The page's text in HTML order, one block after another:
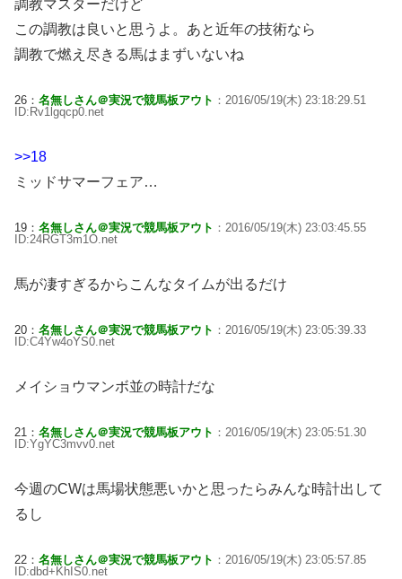
調教マスターだけど
この調教は良いと思うよ。あと近年の技術なら
調教で燃え尽きる馬はまずいないね
26： 名無しさん＠実況で競馬板アウト ：2016/05/19(木) 23:18:29.51
ID:Rv1lgqcp0.net
>>18
ミッドサマーフェア…
19： 名無しさん＠実況で競馬板アウト ：2016/05/19(木) 23:03:45.55
ID:24RGT3m1O.net
馬が凄すぎるからこんなタイムが出るだけ
20： 名無しさん＠実況で競馬板アウト ：2016/05/19(木) 23:05:39.33
ID:C4Yw4oYS0.net
メイショウマンボ並の時計だな
21： 名無しさん＠実況で競馬板アウト ：2016/05/19(木) 23:05:51.30
ID:YgYC3mvv0.net
今週のCWは馬場状態悪いかと思ったらみんな時計出して
るし
22： 名無しさん＠実況で競馬板アウト ：2016/05/19(木) 23:05:57.85
ID:dbd+KhIS0.net